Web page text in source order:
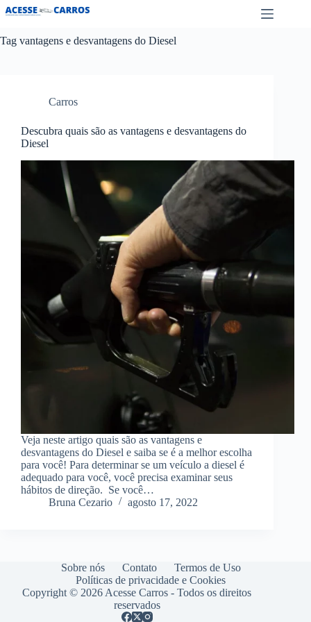
Pular
para
conteúdo
Tag vantagens e desvantagens do Diesel
Carros
Descubra quais são as vantagens e desvantagens do
Diesel
Veja neste artigo quais são as vantagens e
desvantagens do Diesel e saiba se é a melhor escolha
para você! Para determinar se um veículo a diesel é
adequado para você, você precisa examinar seus
hábitos de direção. Se você…
Bruna Cezario
agosto 17, 2022
Sobre nós Contato
Termos de Uso
Políticas de privacidade e Cookies
Copyright © 2026 Acesse Carros - Todos os direitos
reservados